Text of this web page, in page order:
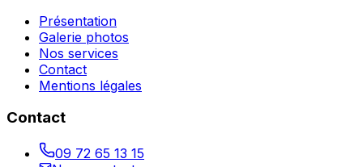
Présentation
Galerie photos
Nos services
Contact
Mentions légales
Contact
09 72 65 13 15